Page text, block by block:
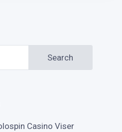
Search
Casino Viser